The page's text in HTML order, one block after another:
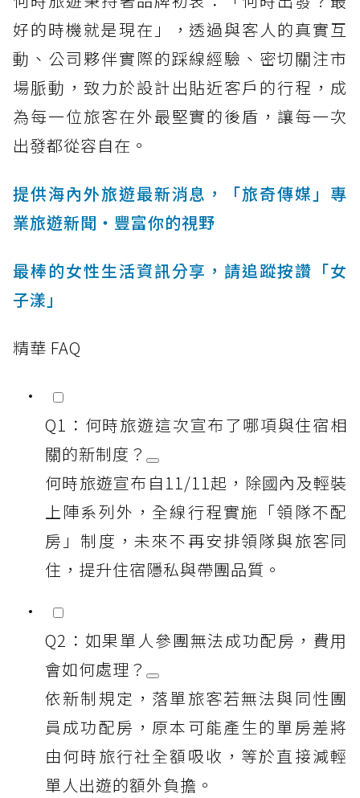
好的時機就是現在」，透過與客人的真實互
動、公司夥伴實際的踩線經驗、密切關注市
場脈動，致力於設計出貼近客戶的行程，成
為每一位旅客在外最堅實的後盾，讓每一次
出發都從容自在。
提供海內外旅遊最新消息，「旅奇傳媒」專
業旅遊新聞‧豐富你的視野
最棒的女性生活資訊分享，請追蹤按讚「女
子漾」
精華 FAQ
Q1：何時旅遊這次宣布了哪項與住宿相
關的新制度？
何時旅遊宣布自11/11起，除國內及輕裝
上陣系列外，全線行程實施「領隊不配
房」制度，未來不再安排領隊與旅客同
住，提升住宿隱私與帶團品質。
Q2：如果單人參團無法成功配房，費用
會如何處理？
依新制規定，落單旅客若無法與同性團
員成功配房，原本可能產生的單房差將
由何時旅行社全額吸收，等於直接減輕
單人出遊的額外負擔。